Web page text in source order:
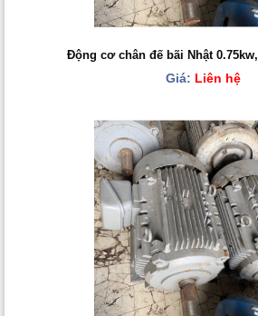
Động cơ chân đế bãi Nhật
Giá: Liên hệ